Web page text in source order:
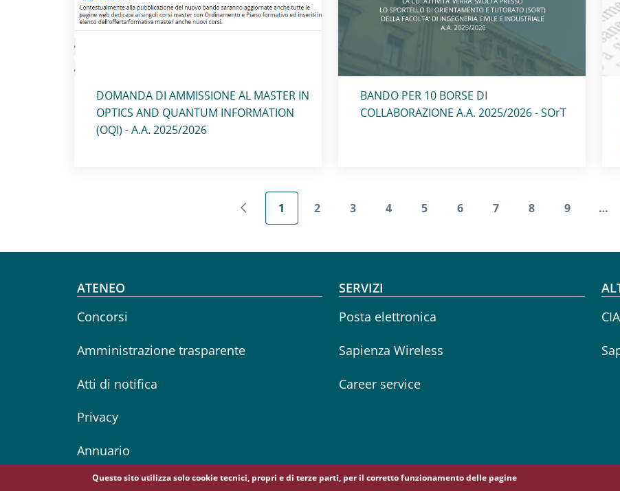
Titolo card :
DOMANDA DI AMMISSIONE AL MASTER IN
OPTICS AND QUANTUM INFORMATION
(OQI) - A.A. 2025/2026
Titolo card:
BANDO PER 10 BORSE DI
COLLABORAZIONE A.A. 2025/2026 - SOrT
Paginazione
Pagina precedente
Pagina attuale
1
Pagina
2
Pagina
3
Pagina
4
Pagina
5
Pagina
6
Pagina
7
Pagina
8
Pagina
9 …
Footer menu
ATENEO
Concorsi
Amministrazione trasparente
Atti di notifica
Privacy
Annuario
SERVIZI
Posta elettronica
Sapienza Wireless
Career service
Questo sito utilizza solo cookie tecnici, propri e di terze parti, per il corretto funzionamento delle pagine